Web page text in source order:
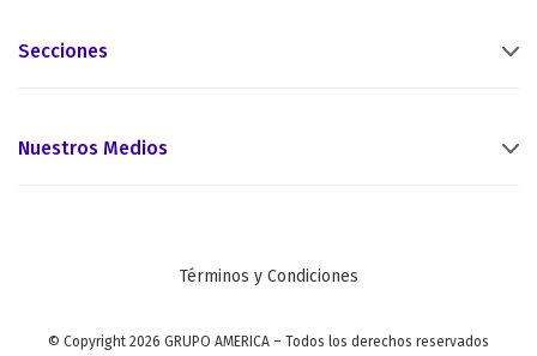
Secciones
Nuestros Medios
Términos y Condiciones
© Copyright 2026 GRUPO AMERICA – Todos los derechos reservados